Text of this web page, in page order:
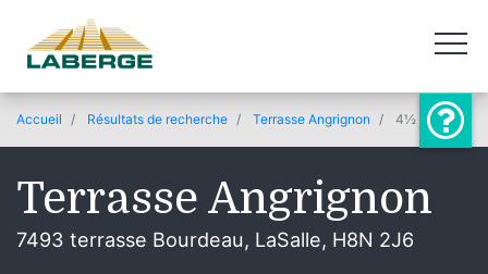
Accueil Résultats de recherche Terrasse Angrignon 4½
Terrasse Angrignon
7493 terrasse Bourdeau, LaSalle, H8N 2J6